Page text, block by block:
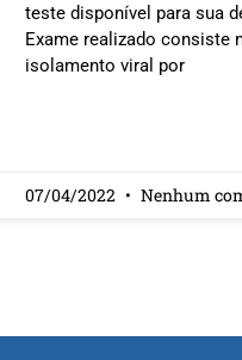
teste disponível para sua
Exame realizado consiste
isolamento viral por
07/04/2022 Nenhum